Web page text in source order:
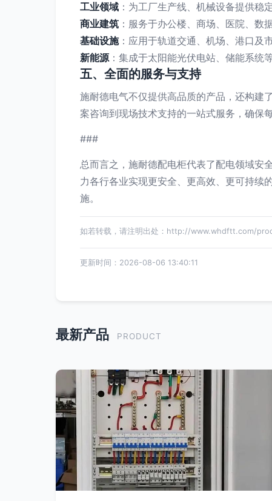
工业领域 ：为工厂生产线、机械设备提供稳
商业建筑 ：服务于办公楼、商场、医院、数
基础设施：应用于轨道交通、机场、港口及
新能源：集成于太阳能光伏电站、储能系统
五、全面的服务与支持
施耐德电气不仅提供高品质的产品，还构建
案咨询到现场技术支持的一站式服务，确保
###
总而言之，施耐德配电柜代表了配电领域安
力各行各业实现更安全、更高效、更可持续
施。
如若转载，请注明出处：http://www.whdftt.com/
更新时间：2026-08-06 13:40:11
最新产品 PRODUCT